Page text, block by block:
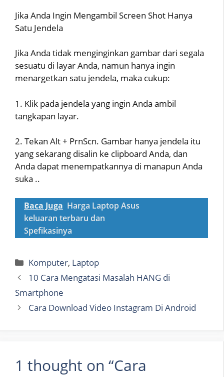
Jika Anda Ingin Mengambil Screen Shot Hanya
Satu Jendela
Jika Anda tidak menginginkan gambar dari segala
sesuatu di layar Anda, namun hanya ingin
menargetkan satu jendela, maka cukup:
1. Klik pada jendela yang ingin Anda ambil
tangkapan layar.
2. Tekan Alt + PrnScn. Gambar hanya jendela itu
yang sekarang disalin ke clipboard Anda, dan
Anda dapat menempatkannya di manapun Anda
suka ..
Baca Juga Harga Laptop Asus
keluaran terbaru dan
Spefikasinya
Categories
Komputer, Laptop
10 Cara Mengatasi Masalah HANG di
Smartphone
Cara Download Video Instagram Di Android
1 thought on “Cara